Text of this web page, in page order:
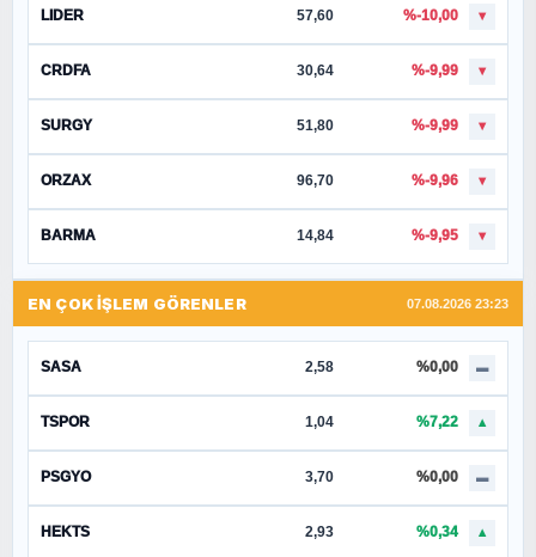
LIDER 57,60 %-10,00 ▼
CRDFA 30,64 %-9,99 ▼
SURGY 51,80 %-9,99 ▼
ORZAX 96,70 %-9,96 ▼
BARMA 14,84 %-9,95 ▼
EN ÇOK İŞLEM GÖRENLER 07.08.2026 23:23
SASA 2,58 %0,00 ▬
TSPOR 1,04 %7,22 ▲
PSGYO 3,70 %0,00 ▬
HEKTS 2,93 %0,34 ▲